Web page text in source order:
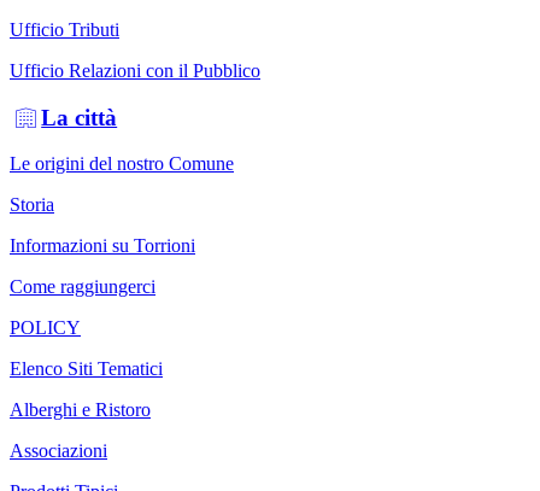
Ufficio Tributi
Ufficio Relazioni con il Pubblico
La città
Le origini del nostro Comune
Storia
Informazioni su Torrioni
Come raggiungerci
POLICY
Elenco Siti Tematici
Alberghi e Ristoro
Associazioni